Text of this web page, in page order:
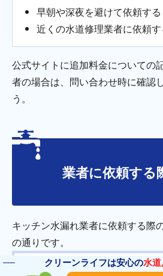
早朝や深夜を避けて依頼する
近くの水道修理業者に依頼す
公式サイトに追加料金についての
者の場合は、問い合わせ時に確認
う。
業者に依頼する
キッチン水漏れ業者に依頼する際
の通りです。
クリーンライフは安心の水道